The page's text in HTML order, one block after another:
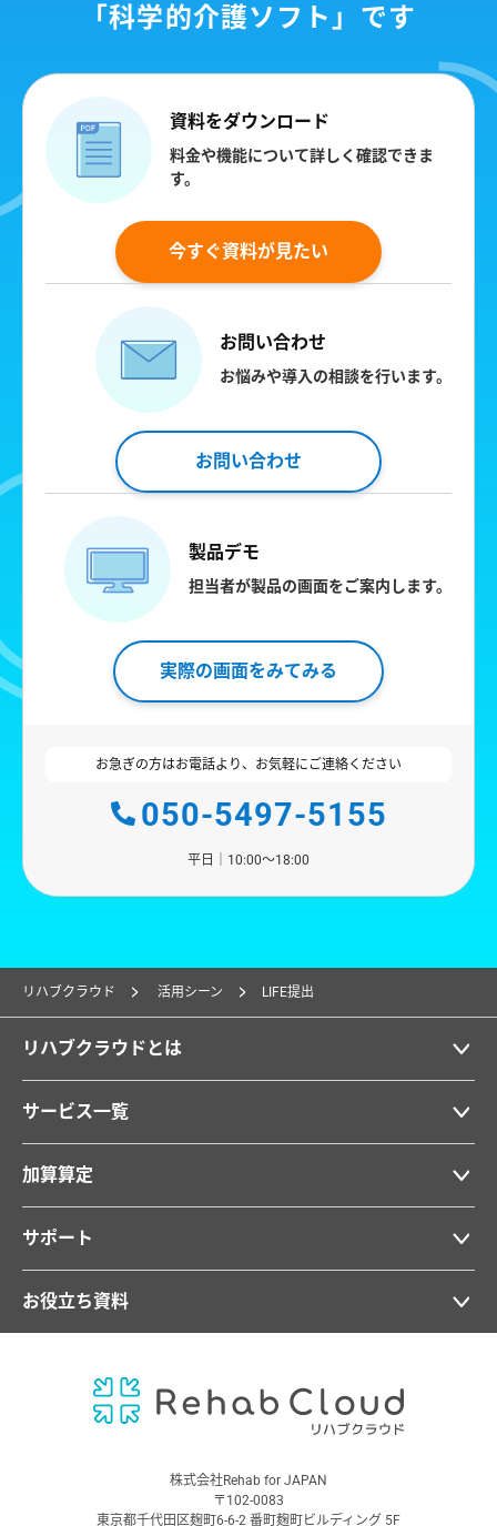
「科学的介護ソフト」です
資料をダウンロード
料金や機能について詳しく確認できま
す。
今すぐ資料が見たい
お問い合わせ
お悩みや導入の相談を行います。
お問い合わせ
製品デモ
担当者が製品の画面をご案内します。
実際の画面をみてみる
お急ぎの方はお電話より、お気軽にご連絡ください
050-5497-5155
平日｜10:00〜18:00
リハブクラウド 活用シーン LIFE提出
リハブクラウドとは
サービス一覧
加算算定
サポート
お役立ち資料
株式会社Rehab for JAPAN
〒102-0083
東京都千代田区麹町6-6-2 番町麹町ビルディング 5F